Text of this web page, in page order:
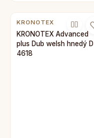
KRONOTEX
KRONOTEX Advanced
plus Dub welsh hnedý D
4618